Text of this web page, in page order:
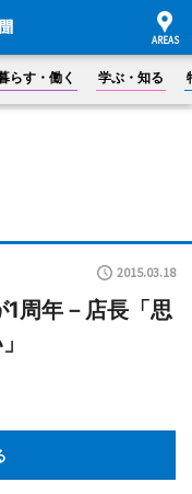
らす・働く 学ぶ・知る
2015.03.18
周年－店長「思